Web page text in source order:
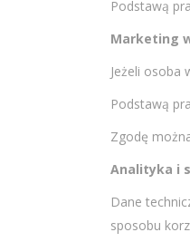
Podstawą
Marketing
Jeżeli osoba
Podstawą
Zgodę
Analityka i
Dane
sposobu